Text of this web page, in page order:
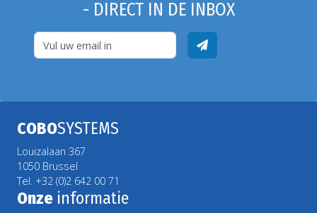
- DIRECT IN DE INBOX
COBOSYSTEMS
Louizalaan 367
1050 Brussel
Tel. +32 (0)2 642 00 71
Onze informatie